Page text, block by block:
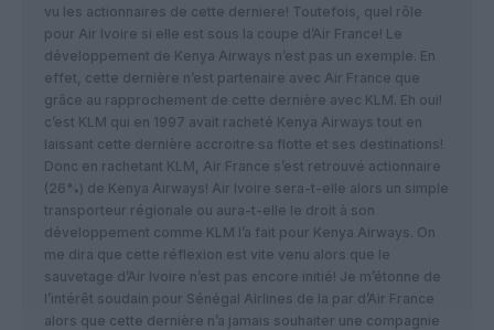
vu les actionnaires de cette derniere! Toutefois, quel rôle
pour Air Ivoire si elle est sous la coupe d’Air France! Le
développement de Kenya Airways n’est pas un exemple. En
effet, cette dernière n’est partenaire avec Air France que
grâce au rapprochement de cette dernière avec KLM. Eh oui!
c’est KLM qui en 1997 avait racheté Kenya Airways tout en
laissant cette dernière accroitre sa flotte et ses destinations!
Donc en rachetant KLM, Air France s’est retrouvé actionnaire
(26%) de Kenya Airways! Air Ivoire sera-t-elle alors un simple
transporteur régionale ou aura-t-elle le droit à son
développement comme KLM l’a fait pour Kenya Airways. On
me dira que cette réflexion est vite venu alors que le
sauvetage d’Air Ivoire n’est pas encore initié! Je m’étonne de
l’intérêt soudain pour Sénégal Airlines de la par d’Air France
alors que cette dernière n’a jamais souhaiter une compagnie